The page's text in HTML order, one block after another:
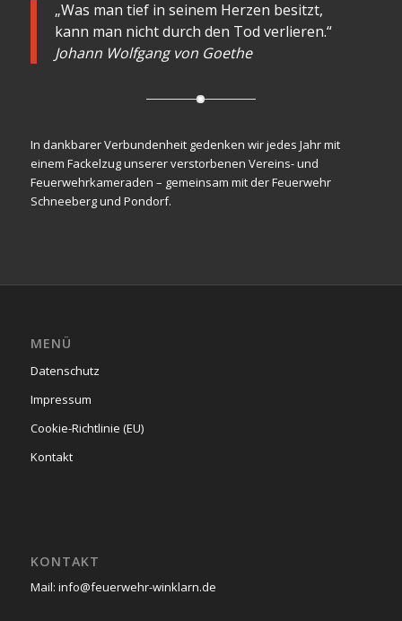
„Was man tief in seinem Herzen besitzt,
kann man nicht durch den Tod verlieren.“
Johann Wolfgang von Goethe
In dankbarer Verbundenheit gedenken wir jedes Jahr mit
einem Fackelzug unserer verstorbenen Vereins- und
Feuerwehrkameraden – gemeinsam mit der Feuerwehr
Schneeberg und Pondorf.
MENÜ
Datenschutz
Impressum
Cookie-Richtlinie (EU)
Kontakt
KONTAKT
Mail: info@feuerwehr-winklarn.de